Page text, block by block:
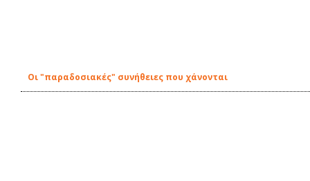
Οι "παραδοσιακές" συνήθειες που χάνονται